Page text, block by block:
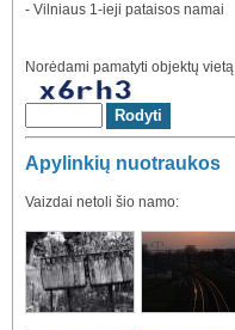
- Vilniaus 1-ieji pataisos namai
Norėdami pamatyti objektų
Apylinkių nuotraukos
Vaizdai netoli šio namo: